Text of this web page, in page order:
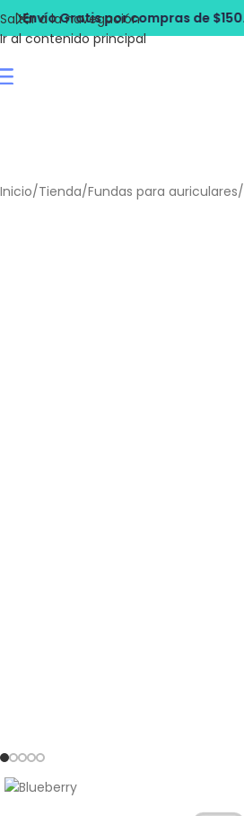
Saltar a la navegación
Ir al contenido principal
de $150.000
Inicio/Tienda/Fundas para auriculares/